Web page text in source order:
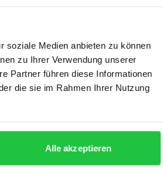
soziale Medien anbieten zu können
zu Ihrer Verwendung unserer
Partner führen diese Informationen
die sie im Rahmen Ihrer Nutzung
Alle akzeptieren
für die Innere Medizin am
Neuland betreten. Nachdem